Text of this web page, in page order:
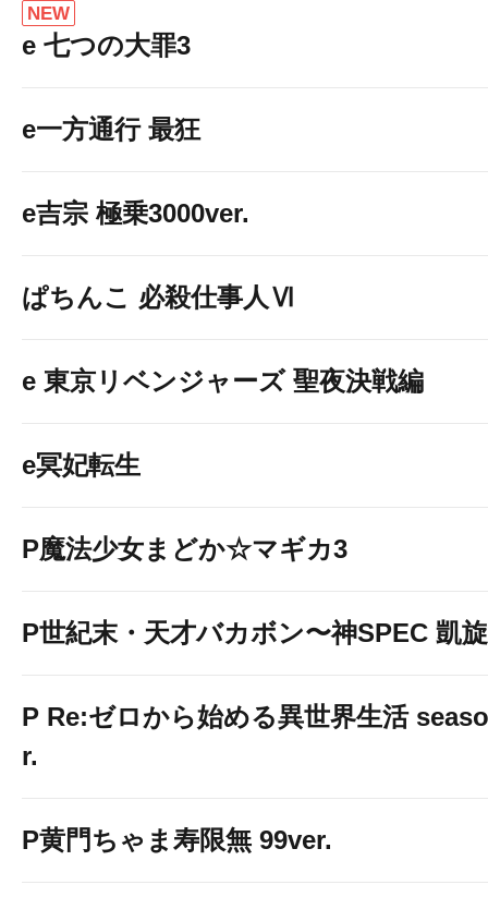
NEW
e 七つの大罪3
e一方通行 最狂
e吉宗 極乗3000ver.
ぱちんこ 必殺仕事人Ⅵ
e 東京リベンジャーズ 聖夜決戦編
e冥妃転生
P魔法少女まどか☆マギカ3
P世紀末・天才バカボン〜神SPEC 凱
P Re:ゼロから始める異世界生活
r.
P黄門ちゃま寿限無 99ver.